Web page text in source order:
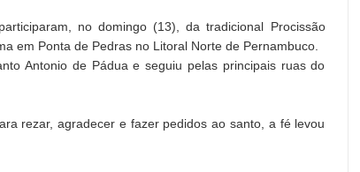
no domingo (13), da tradicional Procissão
em Ponta de Pedras no Litoral Norte de Pernambuco.
Antonio de Pádua e seguiu pelas principais ruas do
rezar, agradecer e fazer pedidos ao santo, a fé levou